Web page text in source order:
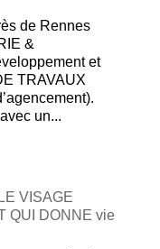
de Rennes
&
et
TRAVAUX
un...
VISAGE
QUI DONNE vie